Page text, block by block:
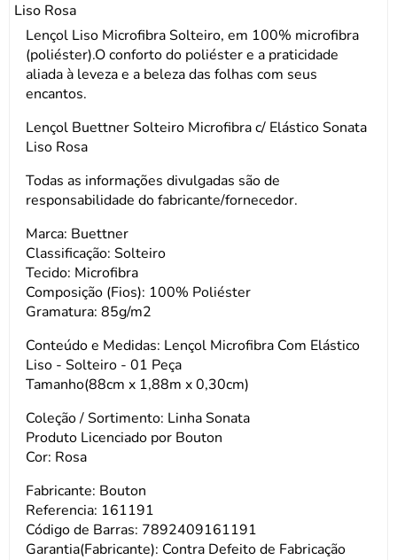
Liso Rosa
Lençol Liso Microfibra Solteiro, em 100% microfibra
(poliéster).O conforto do poliéster e a praticidade
aliada à leveza e a beleza das folhas com seus
encantos.
Lençol Buettner Solteiro Microfibra c/ Elástico Sonata
Liso Rosa
Todas as informações divulgadas são de
responsabilidade do fabricante/fornecedor.
Marca: Buettner
Classificação: Solteiro
Tecido: Microfibra
Composição (Fios): 100% Poliéster
Gramatura: 85g/m2
Conteúdo e Medidas: Lençol Microfibra Com Elástico
Liso - Solteiro - 01 Peça
Tamanho(88cm x 1,88m x 0,30cm)
Coleção / Sortimento: Linha Sonata
Produto Licenciado por Bouton
Cor: Rosa
Fabricante: Bouton
Referencia: 161191
Código de Barras: 7892409161191
Garantia(Fabricante): Contra Defeito de Fabricação